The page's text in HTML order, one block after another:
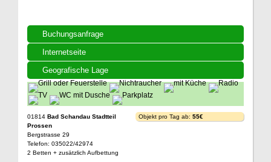
Buchungsanfrage
Internetseite
Geografische Lage
01814 Bad Schandau Stadtteil
Prossen
Bergstrasse 29
Telefon: 035022/42974
2 Betten + zusätzlich Aufbettung
Objekt pro Tag ab: 55€